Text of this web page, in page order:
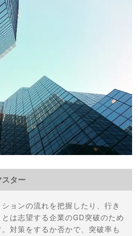
ター
ョンの流れを把握したり、行き
は志望する企業のGD突破のため
対策をするか否かで、突破率も